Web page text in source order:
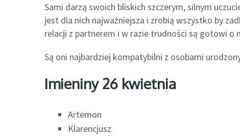
Sami darzą swoich bliskich szczerym, silnym
jest dla nich najważniejsza i zrobią wszystko by
relacji z partnerem i w razie trudności są gotowi o
Są oni najbardziej kompatybilni z osobami
Imieniny 26 kwietnia
Artemon
Klarencjusz